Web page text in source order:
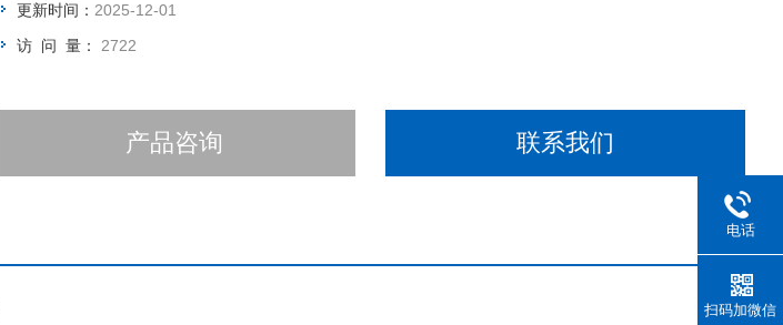
更新时间： 2025-12-01
访 问 量： 2722
产品咨询 联系我们
电话
扫码加微信